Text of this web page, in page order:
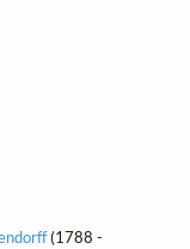
(1788 -